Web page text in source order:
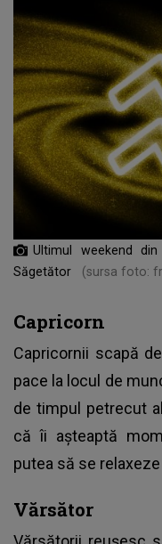
Ultimul weekend
Săgetător
(sursa foto:
Capricorn
Capricornii scapă
pace la locul de
de timpul petrecut
că îi așteaptă
putea să se
Vărsător